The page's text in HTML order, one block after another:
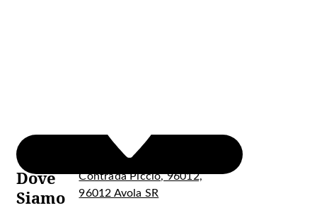
Dove
Siamo
Contrada Piccio, 96012,
96012 Avola SR